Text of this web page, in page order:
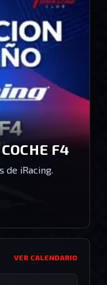
F4
de iRacing.
VER CALENDARIO